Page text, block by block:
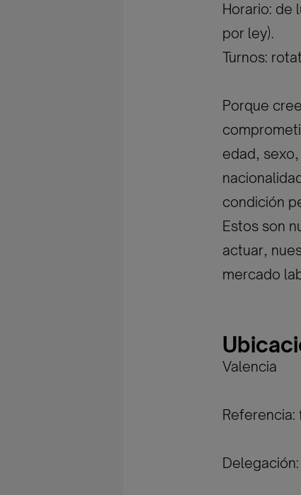
Horario: de
por ley).
Turnos:
Porque
edad,
condición
Estos son
actuar,
mercado
Valencia
Delegación: